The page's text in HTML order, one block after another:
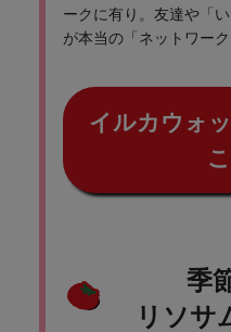
ークに有り。友達や「
が本当の「ネットワーク
イルカウォ
季
リソサ